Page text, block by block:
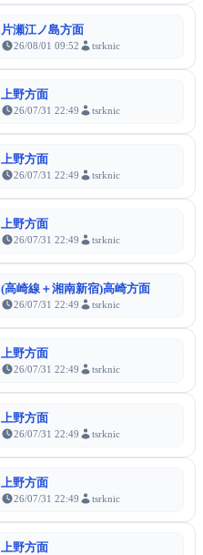
片瀬江ノ島方面
26/08/01 09:52 tsrknic
上野方面
26/07/31 22:49 tsrknic
上野方面
26/07/31 22:49 tsrknic
上野方面
26/07/31 22:49 tsrknic
(高崎線＋湘南新宿)高崎方面
26/07/31 22:49 tsrknic
上野方面
26/07/31 22:49 tsrknic
上野方面
26/07/31 22:49 tsrknic
上野方面
26/07/31 22:49 tsrknic
上野方面